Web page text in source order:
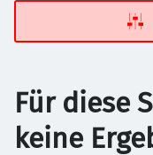
Für diese
keine